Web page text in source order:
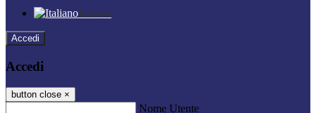
Italiano
Accedi
Accedi
button close ×
Nome Utente